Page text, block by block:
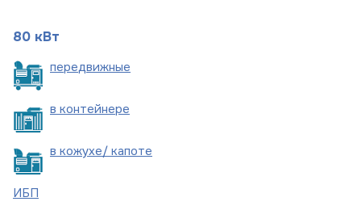
80 кВт
передвижные
в контейнере
в кожухе/ капоте
ИБП